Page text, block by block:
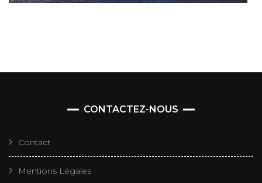
CONTACTEZ-NOUS
Contact
Mentions Légales